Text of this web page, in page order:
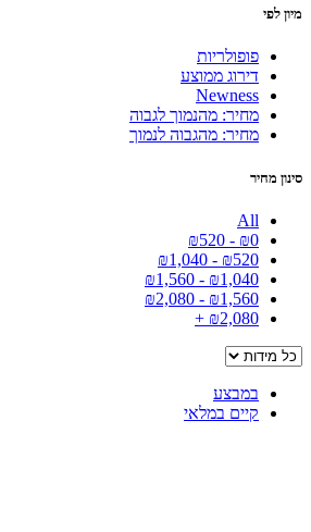
מיון לפי
פופולריות
דירוג ממוצע
Newness
מחיר: מהנמוך לגבוה
מחיר: מהגבוה לנמוך
סינון מחיר
All
₪0
-
₪520
₪520
-
₪1,040
₪1,040
-
₪1,560
₪1,560
-
₪2,080
₪2,080
+
במבצע
קיים במלאי